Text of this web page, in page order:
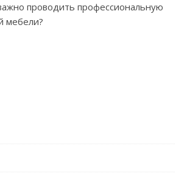
проводить профессиональную
мебели?